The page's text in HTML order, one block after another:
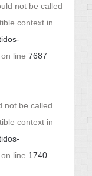
not be called
context in
on line 7687
not be called
context in
on line 1740